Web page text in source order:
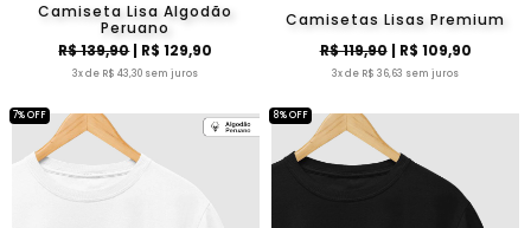
Camiseta Lisa Algodão
Peruano
R$ 139,90| R$ 129,90
3x de R$ 43,30 sem juros
Camisetas Lisas Premium
R$ 119,90| R$ 109,90
3x de R$ 36,63 sem juros
7% OFF 8% OFF